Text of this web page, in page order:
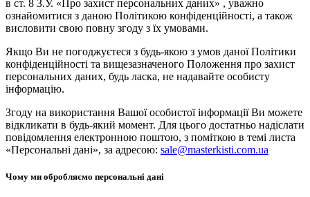
в ст. 8 З.У. «Про захист персональних даних» , уважно
ознайомитися з даною Політикою конфіденційності, а також
висловити свою повну згоду з їх умовами.
Якщо Ви не погоджуєтеся з будь-якою з умов даної Політики
конфіденційності та вищезазначеного Положення про захист
персональних даних, будь ласка, не надавайте особисту
інформацію.
Згоду на використання Вашої особистої інформації Ви можете
відкликати в будь-який момент. Для цього достатньо надіслати
повідомлення електронною поштою, з поміткою в темі листа
«Персональні дані», за адресою: sale@masterkisti.com.ua
Чому ми обробляємо персональні дані